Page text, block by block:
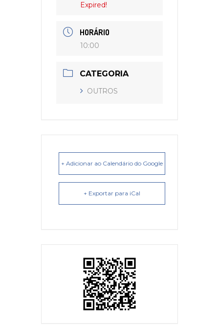
Expired!
HORÁRIO
10:00
CATEGORIA
OUTROS
+ Adicionar ao Calendário do Google
+ Exportar para iCal